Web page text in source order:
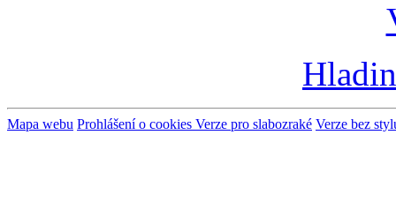
Mapa webu Prohlášení o cookies Verze pro slabozraké Verze bez